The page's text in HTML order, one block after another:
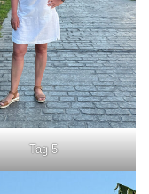
Tag 5